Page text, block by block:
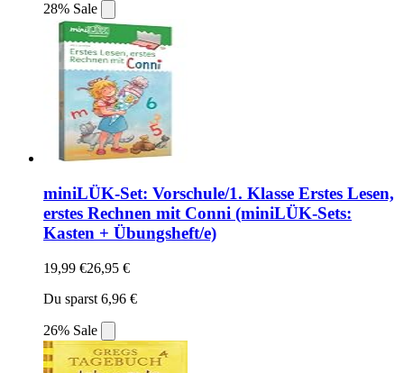
28% Sale
miniLÜK-Set: Vorschule/1. Klasse Erstes Lesen,
erstes Rechnen mit Conni (miniLÜK-Sets:
Kasten + Übungsheft/e)
19,99 €26,95 €
Du sparst 6,96 €
26% Sale